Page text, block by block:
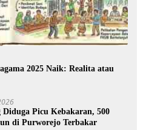
2025 Naik: Realita atau
Diduga Picu Kebakaran, 500
di Purworejo Terbakar